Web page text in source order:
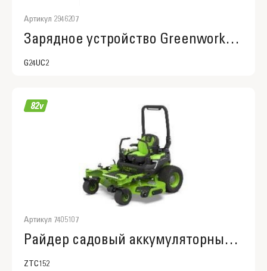
Артикул 2946207
Зарядное устройство Greenworks G24UC2, 24V, 2А (2946207)
G24UC2
Артикул 7405107
Райдер садовый аккумуляторный с нулевым радиусом разворота Greenworks ZTC152, 82V, 152 см, с АКБ 24 кВтч (7405107)
ZTC152